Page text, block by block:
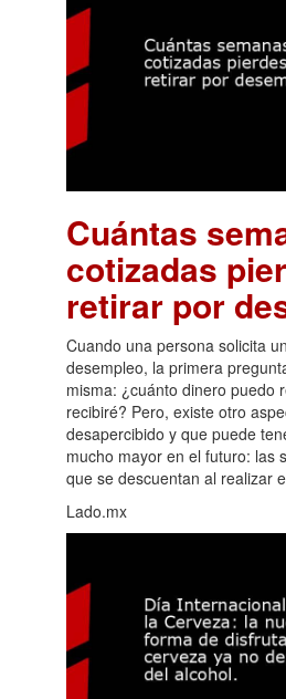
Cuántas
cotizadas
retirar por
Cuando una persona solicita
desempleo, la primera
misma: ¿cuánto dinero puedo
recibiré? Pero, existe otro
desapercibido y que puede
mucho mayor en el futuro: las
que se descuentan al realizar
Lado.mx